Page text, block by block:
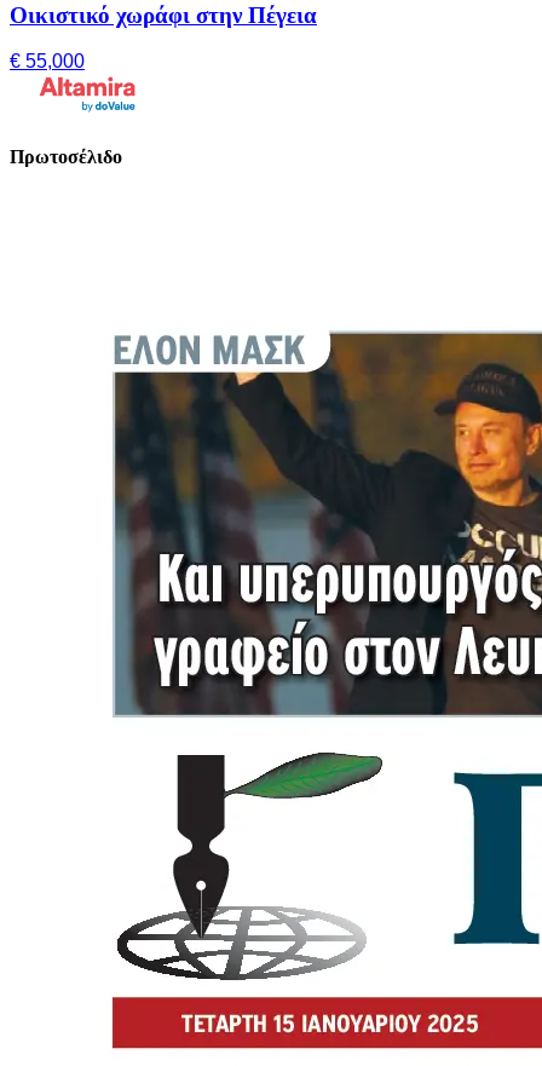
Οικιστικό χωράφι στην Πέγεια
€ 55,000
Πρωτοσέλιδο